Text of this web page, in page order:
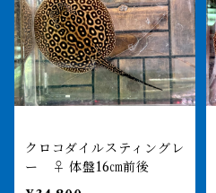
クロコダイルスティングレ
ー ♀ 体盤16㎝前後